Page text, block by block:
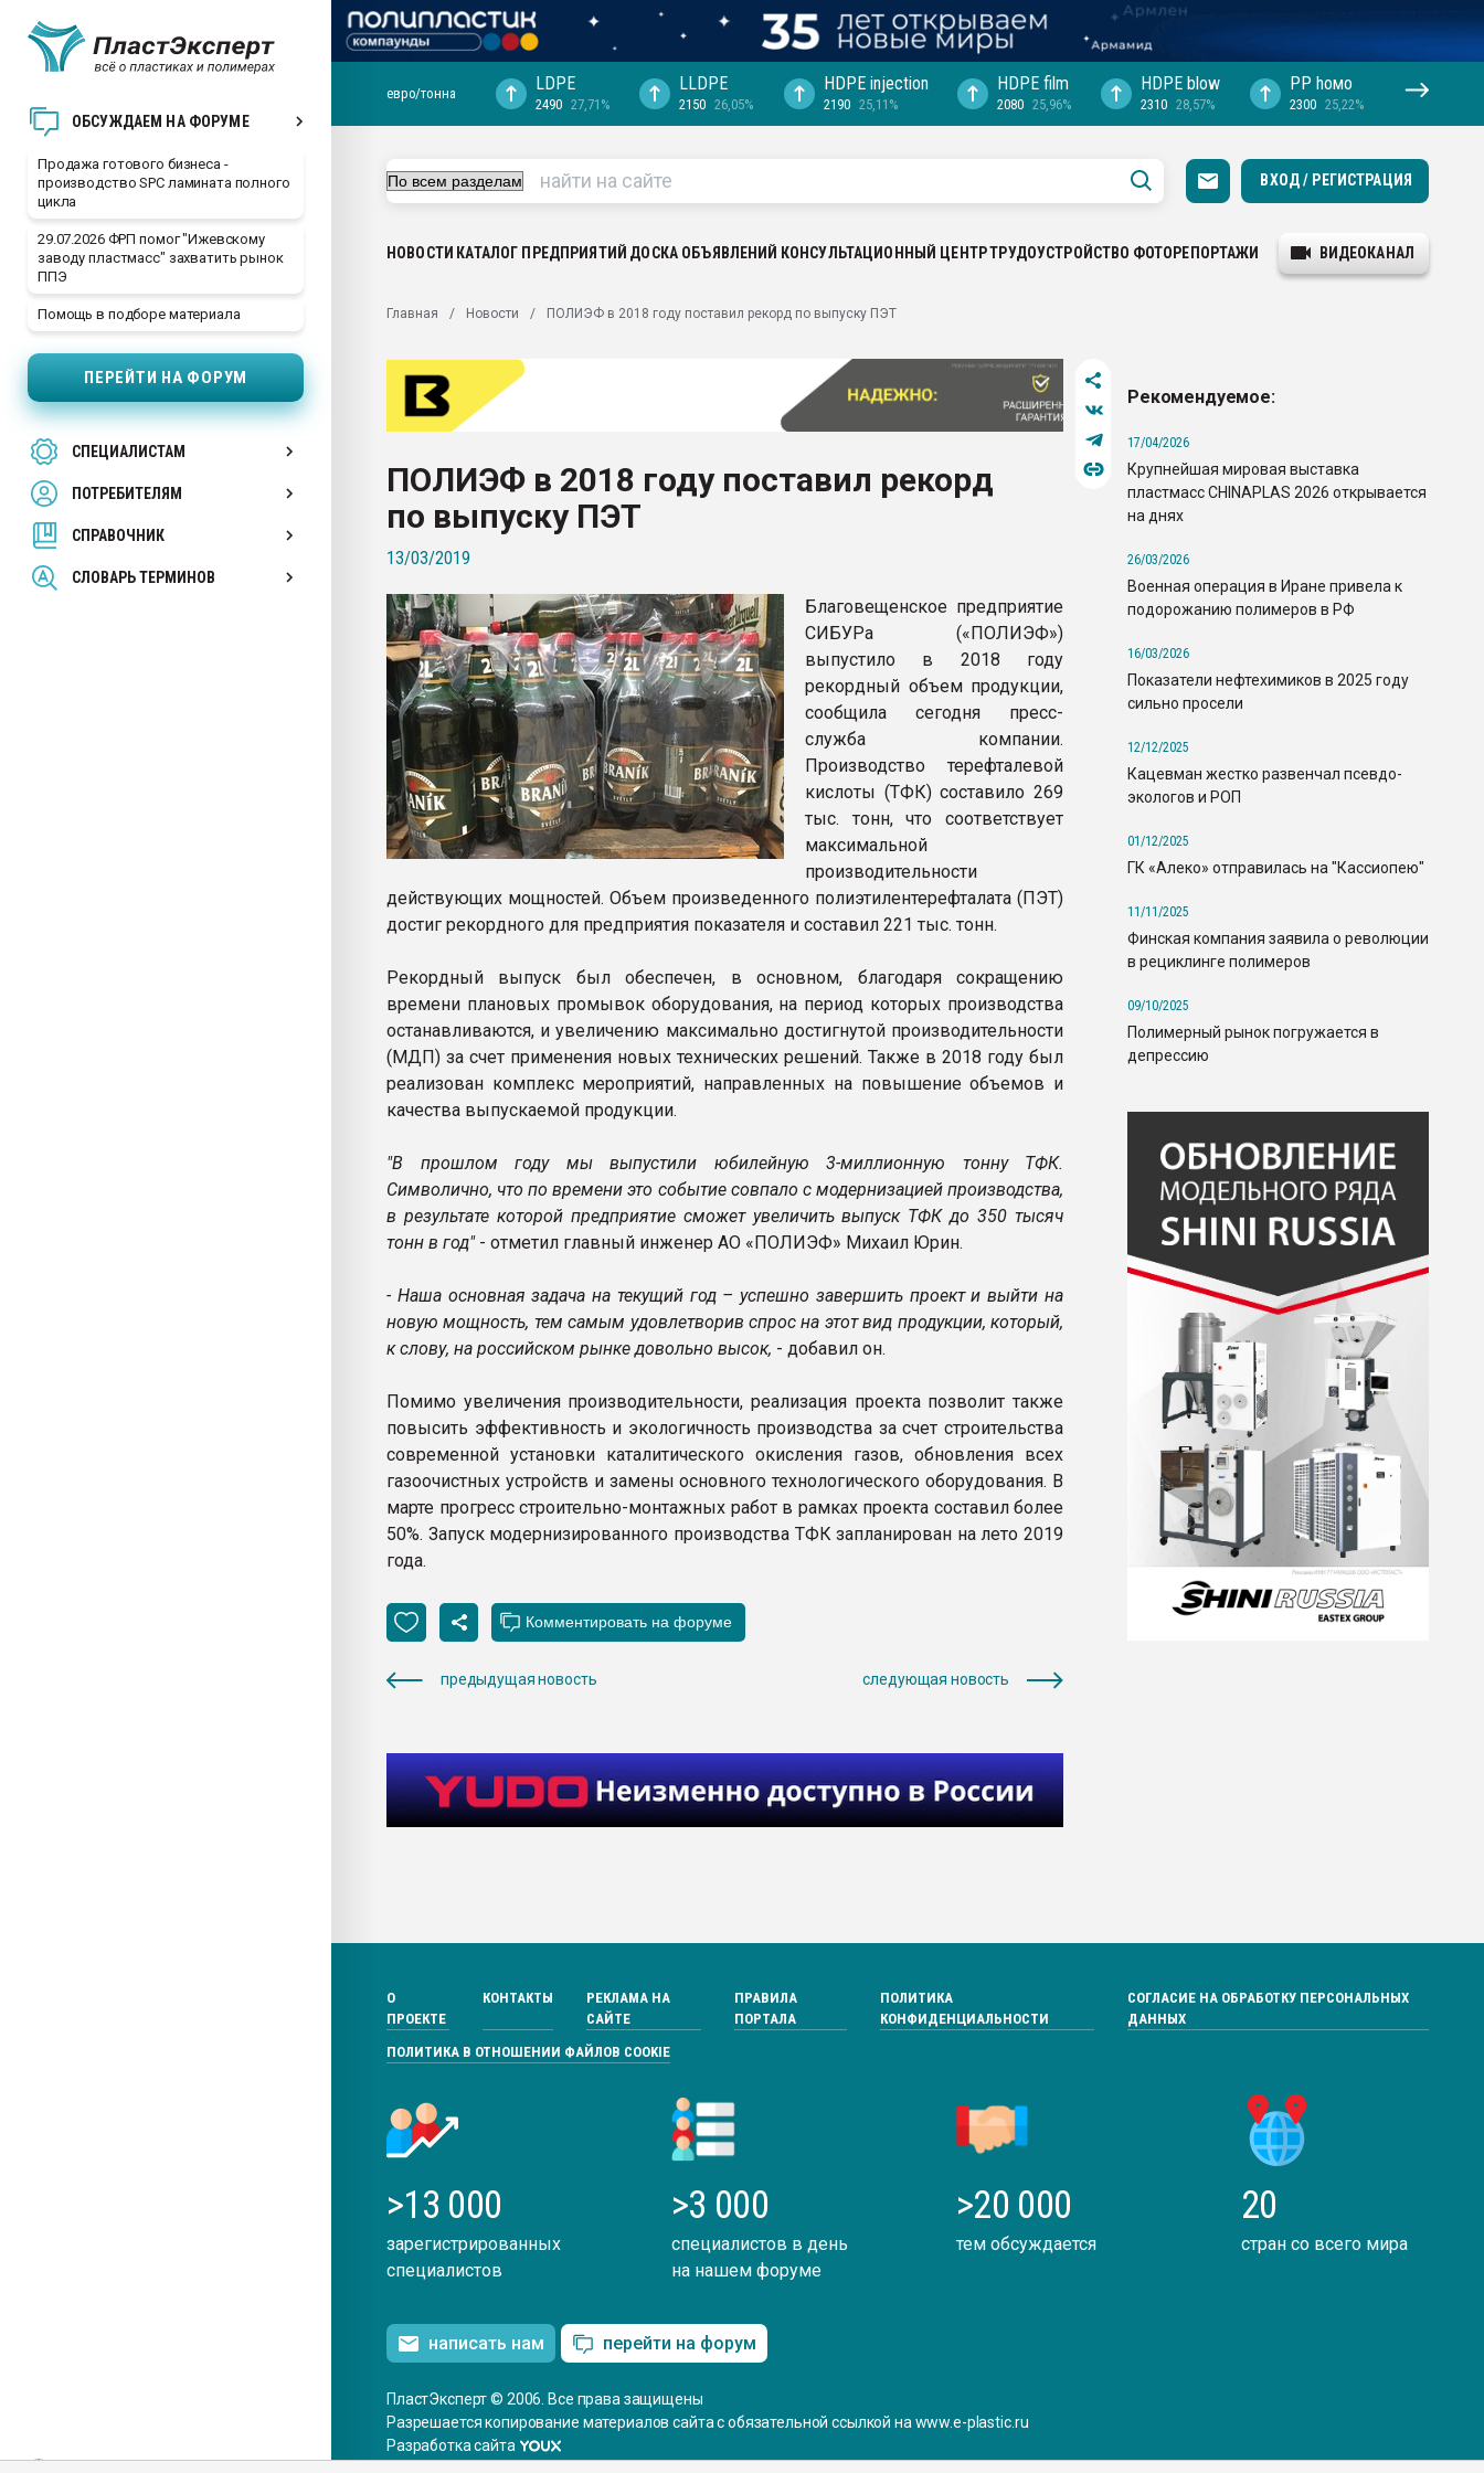
ОБСУЖДАЕМ НА ФОРУМЕ
Продажа готового бизнеса -
производство SPC ламината полного
цикла
29.07.2026 ФРП помог "Ижевскому
заводу пластмасс" захватить рынок
ППЭ
Помощь в подборе материала
ПЕРЕЙТИ НА ФОРУМ
СПЕЦИАЛИСТАМ
ПОТРЕБИТЕЛЯМ
СПРАВОЧНИК
СЛОВАРЬ ТЕРМИНОВ
28.07.2026 "Технониколь" довольна
Всё, что касается выдува ПЭТ
Материал поверхности пуансона для
Продам отходы Композиция
поликарбоната и АБС-пластика
Armaloy PC/ABS-1IM черный цвет
Профильная литература. Продажа,
покупка, обмен
евро/тонна LDPE
2490 27,71%
LLDPE
2150 26,05%
HDPE injection
2190 25,11%
HDPE film
2080 25,96%
HDPE blow
2310 28,57%
PP hомо
2300 25,22%
ВХОД / РЕГИСТРАЦИЯ
НОВОСТИ КАТАЛОГ ПРЕДПРИЯТИЙ ДОСКА ОБЪЯВЛЕНИЙ КОНСУЛЬТАЦИОННЫЙ ЦЕНТРТРУДОУСТРОЙСТВО ФОТОРЕПОРТАЖИ ВИДЕОКАНАЛ
Главная Новости ПОЛИЭФ в 2018 году поставил рекорд по выпуску ПЭТ
ПОЛИЭФ в 2018 году поставил рекорд
по выпуску ПЭТ
13/03/2019
Благовещенское предприятие
СИБУРа («ПОЛИЭФ»)
выпустило в 2018 году
рекордный объем продукции,
сообщила сегодня пресс-
служба компании.
Производство терефталевой
кислоты (ТФК) составило 269
тыс. тонн, что соответствует
максимальной
производительности
действующих мощностей. Объем произведенного полиэтилентерефталата (ПЭТ)
достиг рекордного для предприятия показателя и составил 221 тыс. тонн.
Рекордный выпуск был обеспечен, в основном, благодаря сокращению
времени плановых промывок оборудования, на период которых производства
останавливаются, и увеличению максимально достигнутой производительности
(МДП) за счет применения новых технических решений. Также в 2018 году был
реализован комплекс мероприятий, направленных на повышение объемов и
качества выпускаемой продукции.
"В прошлом году мы выпустили юбилейную 3-миллионную тонну ТФК.
Символично, что по времени это событие совпало с модернизацией производства,
в результате которой предприятие сможет увеличить выпуск ТФК до 350 тысяч
тонн в год" - отметил главный инженер АО «ПОЛИЭФ» Михаил Юрин.
- Наша основная задача на текущий год – успешно завершить проект и выйти на
новую мощность, тем самым удовлетворив спрос на этот вид продукции, который,
к слову, на российском рынке довольно высок, - добавил он.
Помимо увеличения производительности, реализация проекта позволит также
повысить эффективность и экологичность производства за счет строительства
современной установки каталитического окисления газов, обновления всех
газоочистных устройств и замены основного технологического оборудования. В
марте прогресс строительно-монтажных работ в рамках проекта составил более
50%. Запуск модернизированного производства ТФК запланирован на лето 2019
года.
предыдущая новость следующая новость
Рекомендуемое:
17/04/2026
Крупнейшая мировая выставка
пластмасс CHINAPLAS 2026 открывается
на днях
26/03/2026
Военная операция в Иране привела к
подорожанию полимеров в РФ
16/03/2026
Показатели нефтехимиков в 2025 году
сильно просели
12/12/2025
Кацевман жестко развенчал псевдо-
экологов и РОП
01/12/2025
ГК «Алеко» отправилась на "Кассиопею"
11/11/2025
Финская компания заявила о революции
в рециклинге полимеров
09/10/2025
Полимерный рынок погружается в
депрессию
О
ПРОЕКТЕ
КОНТАКТЫ
РЕКЛАМА НА
САЙТЕ
ПРАВИЛА
ПОРТАЛА
ПОЛИТИКА
КОНФИДЕНЦИАЛЬНОСТИ
СОГЛАСИЕ НА ОБРАБОТКУ ПЕРСОНАЛЬНЫХ
ДАННЫХ
ПОЛИТИКА В ОТНОШЕНИИ ФАЙЛОВ COOKIE
>13 000
зарегистрированных
специалистов
>3 000
специалистов в день
на нашем форуме
>20 000
тем обсуждается
20
стран со всего мира
написать нам перейти на форум
ПластЭксперт © 2006. Все права защищены
Разрешается копирование материалов сайта с обязательной ссылкой на www.e-plastic.ru
Разработка сайта